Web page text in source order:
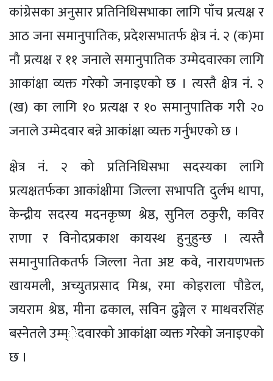
कांग्रेसका अनुसार प्रतिनिधिसभाका लागि पाँच प्रत्यक्ष र
आठ जना समानुपातिक, प्रदेशसभातर्फ क्षेत्र नं. २ (क)मा
नौ प्रत्यक्ष र ११ जनाले समानुपातिक उम्मेदवारका लागि
आकांक्षा व्यक्त गरेको जनाइएको छ । त्यस्तै क्षेत्र नं. २
(ख) का लागि १० प्रत्यक्ष र १० समानुपातिक गरी २०
जनाले उम्मेदवार बन्ने आकांक्षा व्यक्त गर्नुभएको छ ।
क्षेत्र नं. २ को प्रतिनिधिसभा सदस्यका लागि
प्रत्यक्षतर्फका आकांक्षीमा जिल्ला सभापति दुर्लभ थापा,
केन्द्रीय सदस्य मदनकृष्ण श्रेष्ठ, सुनिल ठकुरी, कविर
राणा र विनोदप्रकाश कायस्थ हुनुहुन्छ । त्यस्तै
समानुपातिकतर्फ जिल्ला नेता अष्ट कवे, नारायणभक्त
खायमली, अच्युतप्रसाद मिश्र, रमा कोइराला पौडेल,
जयराम श्रेष्ठ, मीना ढकाल, सविन ढुङ्गेल र माथवरसिंह
बस्नेतले उम्म्ेदवारको आकांक्षा व्यक्त गरेको जनाइएको
छ ।